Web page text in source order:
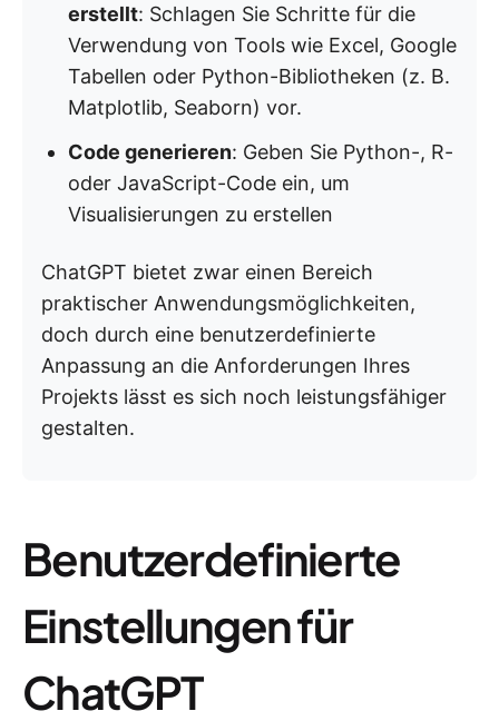
erstellt: Schlagen Sie Schritte für die
Verwendung von Tools wie Excel, Google
Tabellen oder Python-Bibliotheken (z. B.
Matplotlib, Seaborn) vor.
Code generieren: Geben Sie Python-, R-
oder JavaScript-Code ein, um
Visualisierungen zu erstellen
ChatGPT bietet zwar einen Bereich
praktischer Anwendungsmöglichkeiten,
doch durch eine benutzerdefinierte
Anpassung an die Anforderungen Ihres
Projekts lässt es sich noch leistungsfähiger
gestalten.
Benutzerdefinierte
Einstellungen für
ChatGPT